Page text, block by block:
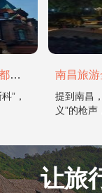
哈尔滨旅游全攻略：在冰城与夏都，邂逅欧陆童话与中国浪漫
”，
提到南昌
义”的枪声
让旅